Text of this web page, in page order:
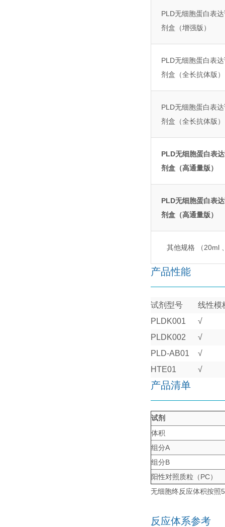
PLD无细胞蛋白表
剂盒（增强版）
PLD无细胞蛋白表
剂盒（全长抗体版）
PLD无细胞蛋白表
剂盒（全长抗体版）
PLD无细胞蛋白表
剂盒（高通量版）
PLD无细胞蛋白表
剂盒（高通量版）
其他规格 （20ml
产品性能
试剂型号
线性模
PLDK001
√
PLDK002
√
PLD-AB01
√
HTE01
√
产品清单
试剂
体积
组分A
组分B
阳性对照质粒（PC）
无细胞终反应体积按照
反应体系参考